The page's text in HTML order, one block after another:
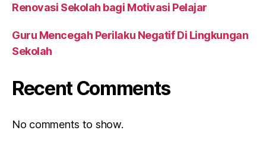
Renovasi Sekolah bagi Motivasi Pelajar
Guru Mencegah Perilaku Negatif Di Lingkungan
Sekolah
Recent Comments
No comments to show.